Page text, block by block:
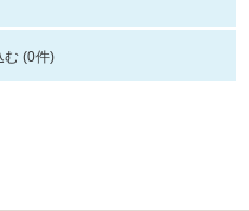
む (0件)